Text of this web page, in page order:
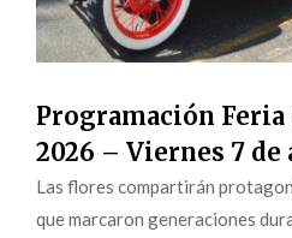
Programación Feria
2026 – Viernes 7 de
Las flores compartirán
que marcaron generaciones